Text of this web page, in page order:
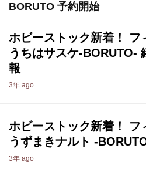
BORUTO 予約開始
ホビーストック新着！ フ
うちはサスケ-BORUTO-
報
3年 ago
ホビーストック新着！ フ
うずまきナルト -
3年 ago